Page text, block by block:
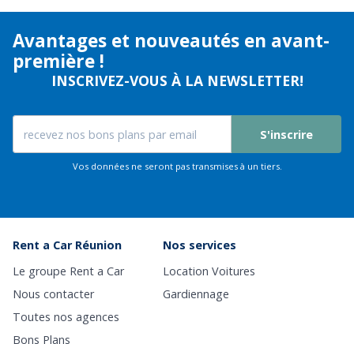
Avantages et nouveautés en avant-
première !
INSCRIVEZ-VOUS À LA NEWSLETTER!
S'inscrire
Vos données ne seront pas transmises à un tiers.
Rent a Car Réunion
Le groupe Rent a Car
Nous contacter
Toutes nos agences
Bons Plans
Nos services
Location Voitures
Gardiennage